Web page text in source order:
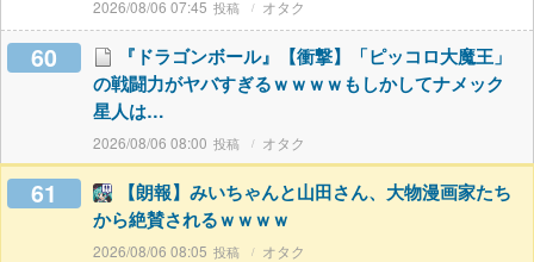
2026/08/06 07:45 オタク
60
『ドラゴンボール』【衝撃】「ピッコロ大魔王」
の戦闘力がヤバすぎるｗｗｗｗもしかしてナメック
星人は…
2026/08/06 08:00 オタク
61
【朗報】みいちゃんと山田さん、大物漫画家たち
から絶賛されるｗｗｗｗ
2026/08/06 08:05 オタク